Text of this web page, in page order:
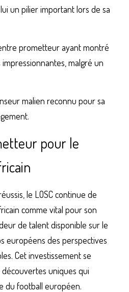
un pilier important lors de sa
prometteur ayant montré
malgré un
malien reconnu pour sa
pour le
le LOSC continue de
comme vital pour son
de talent disponible sur le
européens des perspectives
Cet investissement se
uniques qui
du football européen.